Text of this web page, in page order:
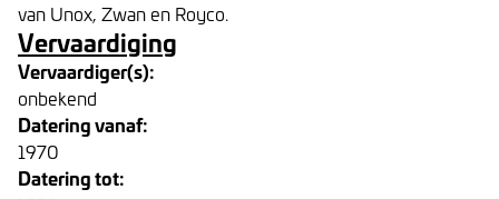
van Unox, Zwan en Royco.
Vervaardiging
Vervaardiger(s):
onbekend
Datering vanaf:
1970
Datering tot: